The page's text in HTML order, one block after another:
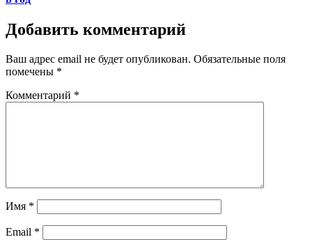
Добавить комментарий
Ваш адрес email не будет опубликован. Обязательные поля
помечены *
Комментарий *
Имя *
Email *